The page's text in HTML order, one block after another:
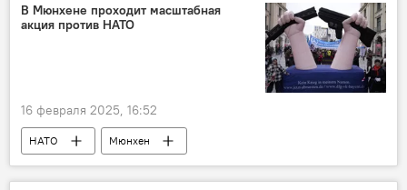
В Мюнхене проходит масштабная
акция против НАТО
16 февраля 2025, 16:52
НАТО Мюнхен